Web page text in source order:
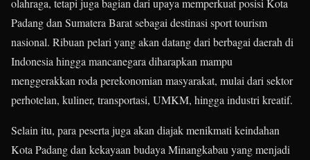
olahraga, tetapi juga bagian dari upaya memperkuat posisi Kota
Padang dan Sumatera Barat sebagai destinasi sport tourism
nasional. Ribuan pelari yang akan datang dari berbagai daerah di
Indonesia hingga mancanegara diharapkan mampu
menggerakkan roda perekonomian masyarakat, mulai dari sektor
perhotelan, kuliner, transportasi, UMKM, hingga industri kreatif.
Selain itu, para peserta juga akan diajak menikmati keindahan
Kota Padang dan kekayaan budaya Minangkabau yang menjadi